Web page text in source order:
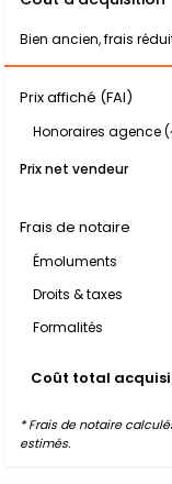
Bien ancien, frais
Prix affiché (FAI)
Honoraires agence
Prix net vendeur
Frais de notaire
Émoluments
Droits & taxes
Formalités
Coût total
* Frais de notaire
estimés.